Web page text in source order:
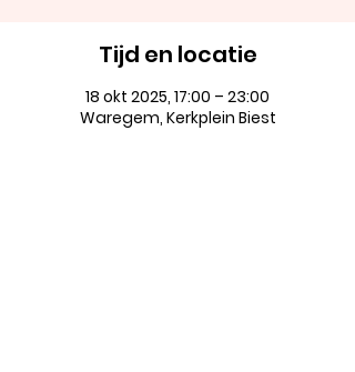
Tijd en locatie
18 okt 2025, 17:00 – 23:00
Waregem, Kerkplein Biest